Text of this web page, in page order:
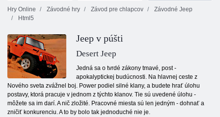
Hry Online
Závodné hry Závod pre chlapcov
Závodné Jeep
Html5
Jeep v púšti
Desert Jeep
Jedná sa o tvrdé zákony tmavé, post -
apokalyptickej budúcnosti. Na hlavnej ceste z
Nového sveta zvážnel boj. Power podiel silné klany, a budete hrať úlohu
postavy, ktorá pracuje v jednom z týchto klanov. Tie sú uvedené úlohu -
môžete sa im darí. A nič zložité. Pracovné miesta sú len jedným - dohnať a
zničiť konkurenciu. A to by bolo tak jednoduché nie je.